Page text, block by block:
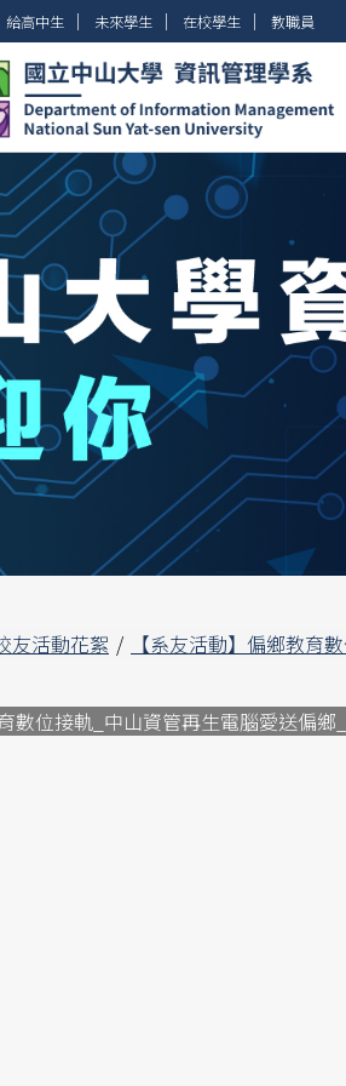
給高中生 │ 未來學生 │ 在校學生 │ 教職員
友活動花絮 【系友活動】偏鄉教育
數位接軌_中山資管再生電腦愛送偏鄉